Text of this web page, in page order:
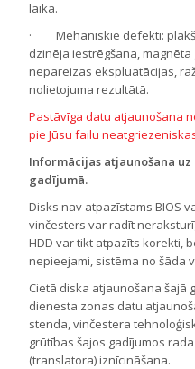
laikā.
· Mehāniskie defekti:
dzinēja iestrēgšana,
nepareizas ekspluatācijas,
nolietojuma rezultātā.
Pastāvīga datu atjaunošana
pie Jūsu failu
Informācijas atjaunošana uz
gadījumā.
Disks nav atpazīstams BIOS
vinčesters var radīt
HDD var tikt atpazīts korekti,
nepieejami, sistēma no šāda
Cietā diska atjaunošana šajā
dienesta zonas datu
stenda, vinčestera
grūtības šajos gadījumos
(translatora) iznīcināšana.